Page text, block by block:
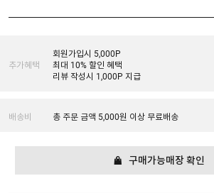
추가혜택
회원가입시 5,000P
최대 10% 할인 혜택
리뷰 작성시 1,000P 지급
배송비 총 주문 금액 5,000원 이상 무료배송
구매가능매장 확인